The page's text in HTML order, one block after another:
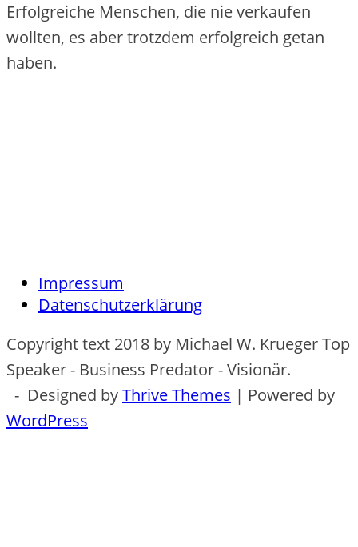
Erfolgreiche Menschen, die nie verkaufen
wollten, es aber trotzdem erfolgreich getan
haben.
Impressum
Datenschutzerklärung
Copyright text 2018 by Michael W. Krueger Top
Speaker - Business Predator - Visionär.
- Designed byThrive Themes | Powered by
WordPress